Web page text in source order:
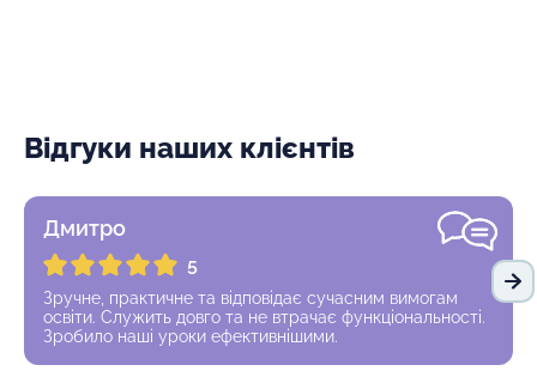
Відгуки наших клієнтів
Дмитро
5
Зручне, практичне та відповідає сучасним вимогам
освіти. Служить довго та не втрачає функціональності.
Зробило наші уроки ефективнішими.